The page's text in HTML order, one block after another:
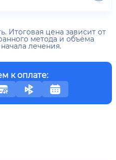
Итоговая цена зависит от
метода и объёма
лечения.
к оплате: